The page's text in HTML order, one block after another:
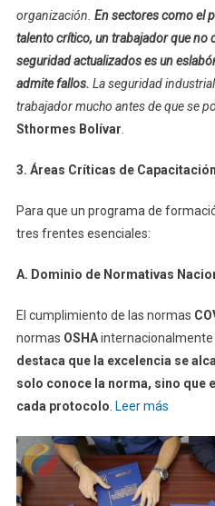
organización. En sectores como el
talento crítico, un trabajador que
seguridad actualizados es un
admite fallos. La seguridad
trabajador mucho antes de que se
Sthormes Bolívar
3. Áreas Críticas de
Para que un programa de
tres frentes esenciales:
A. Dominio de Normativas
El cumplimiento de las normas
normas OSHAinternacionalmente
destaca que la excelencia se
solo conoce la norma, sino que
cada protocolo Leer más